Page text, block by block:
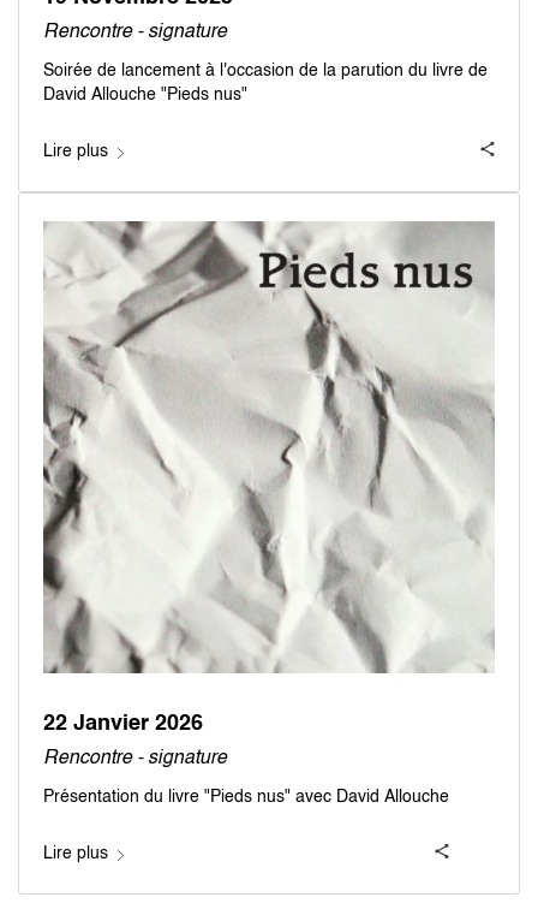
Rencontre - signature
Soirée de lancement à l'occasion de la parution du livre de
David Allouche "Pieds nus"
Lire plus
22 Janvier 2026
Rencontre - signature
Présentation du livre "Pieds nus" avec David Allouche
Lire plus